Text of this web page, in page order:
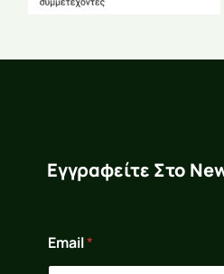
Εγγραφείτε Στο
m
a
Email*